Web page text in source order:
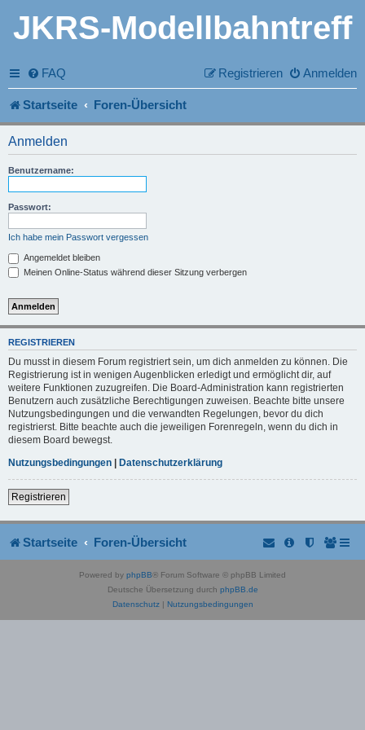
JKRS-Modellbahntreff
FAQ Anmelden
Registrieren
Startseite Foren-Übersicht
Anmelden
Benutzername:
Passwort:
Ich habe mein Passwort vergessen
Angemeldet bleiben
Meinen Online-Status während dieser Sitzung verbergen
REGISTRIEREN
Du musst in diesem Forum registriert sein, um dich anmelden zu können. Die
Registrierung ist in wenigen Augenblicken erledigt und ermöglicht dir, auf
weitere Funktionen zuzugreifen. Die Board-Administration kann registrierten
Benutzern auch zusätzliche Berechtigungen zuweisen. Beachte bitte unsere
Nutzungsbedingungen und die verwandten Regelungen, bevor du dich
registrierst. Bitte beachte auch die jeweiligen Forenregeln, wenn du dich in
diesem Board bewegst.
Nutzungsbedingungen | Datenschutzerklärung
Registrieren
Startseite Foren-Übersicht
Powered by phpBB® Forum Software © phpBB Limited
Deutsche Übersetzung durch phpBB.de
Datenschutz| Nutzungsbedingungen